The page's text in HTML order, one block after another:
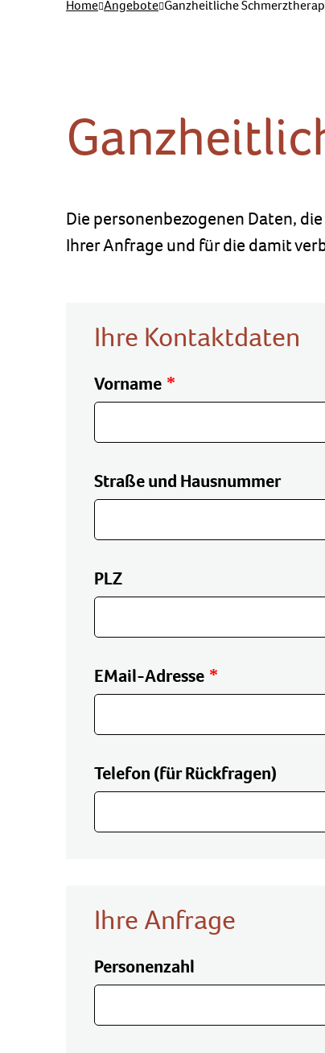
Home Angebote Ganzheitliche
Die personenbezogenen Daten,
Ihrer Anfrage und für die damit
Ihre Kontaktdaten
Vorname
Straße und Hausnummer
PLZ
EMail-Adresse
Telefon (für Rückfragen)
Ihre Anfrage
Personenzahl